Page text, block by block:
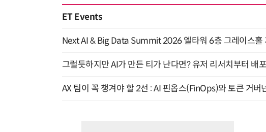
ET Events
Next AI & Big Data Summit 2026 엘타워 6층 그레이스
그럴듯하지만 AI가 만든 티가 난다면? 유저 리서치부터 배
AX 팀이 꼭 챙겨야 할 2선 : AI 핀옵스(FinOps)와 토큰 거